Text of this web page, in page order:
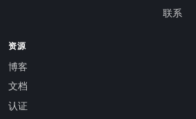
联系
资源
博客
文档
认证